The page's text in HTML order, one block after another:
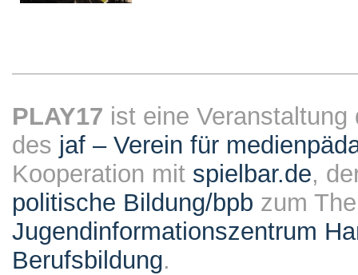
PLAY17 ist eine
des jaf – Verein für
Kooperation mit spielbar.de,
politische Bildung/bpb zum
Jugendinformationszentrum
Berufsbildung.